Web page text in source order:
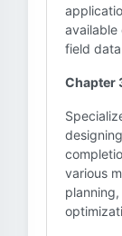
available
field
Chapter
various